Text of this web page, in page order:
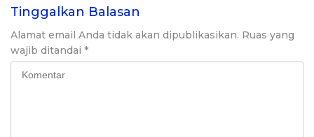
Tinggalkan Balasan
Alamat email Anda tidak akan dipublikasikan. Ruas yang
wajib ditandai *